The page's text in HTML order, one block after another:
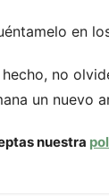
en
no
un nuevo
nuestra